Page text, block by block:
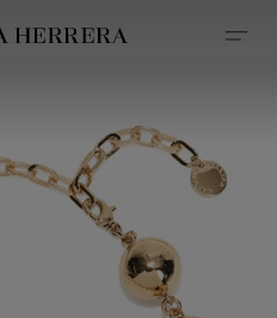
بيان إمكانية